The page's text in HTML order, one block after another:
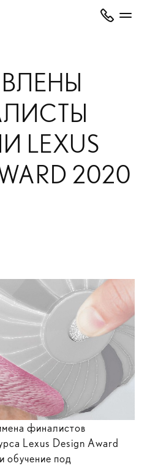
LEXUS
2020
финалистов
Lexus Design Award
под